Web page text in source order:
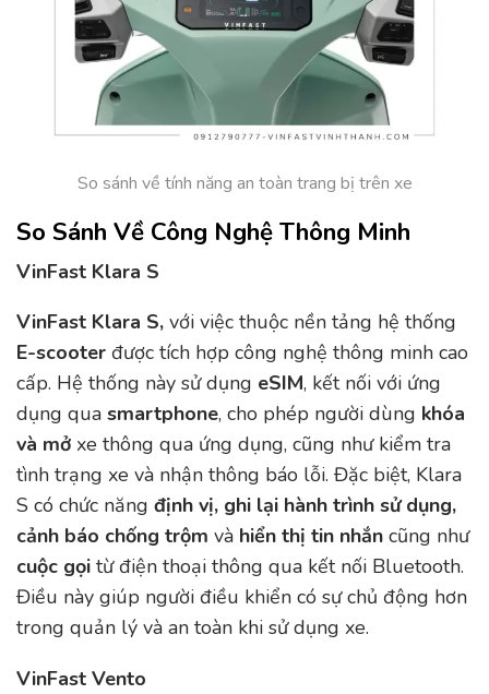
So sánh về tính năng an toàn trang bị trên xe
So Sánh Về Công Nghệ Thông Minh
VinFast Klara S
VinFast Klara S, với việc thuộc nền tảng hệ thống
E-scooter được tích hợp công nghệ thông minh cao
cấp. Hệ thống này sử dụng eSIM, kết nối với ứng
dụng qua smartphone, cho phép người dùng khóa
và mở xe thông qua ứng dụng, cũng như kiểm tra
tình trạng xe và nhận thông báo lỗi. Đặc biệt, Klara
S có chức năng định vị, ghi lại hành trình sử dụng,
cảnh báo chống trộm và hiển thị tin nhắn cũng như
cuộc gọi từ điện thoại thông qua kết nối Bluetooth.
Điều này giúp người điều khiển có sự chủ động hơn
trong quản lý và an toàn khi sử dụng xe.
VinFast Vento